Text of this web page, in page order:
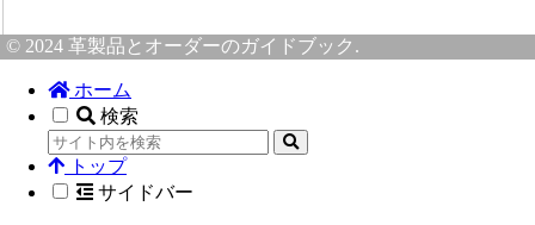
© 2024 革製品とオーダーのガイドブック.
ホーム
検索
トップ
サイドバー